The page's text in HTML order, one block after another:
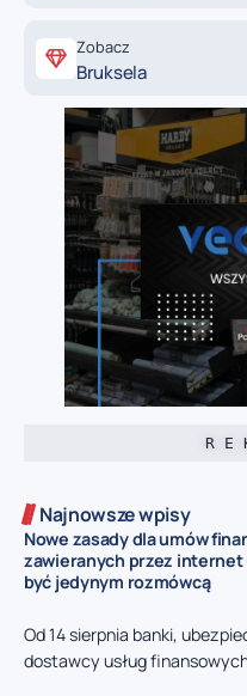
Zobacz
Bruksela
R E
Najnowsze wpisy
Nowe zasady dla umów
zawieranych przez internet
być jedynym rozmówcą
Od 14 sierpnia banki,
dostawcy usług